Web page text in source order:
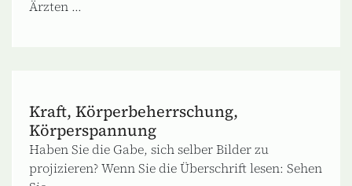
Ärzten ...
Kraft, Körperbeherrschung,
Körperspannung
Haben Sie die Gabe, sich selber Bilder zu
projizieren? Wenn Sie die Überschrift lesen: Sehen